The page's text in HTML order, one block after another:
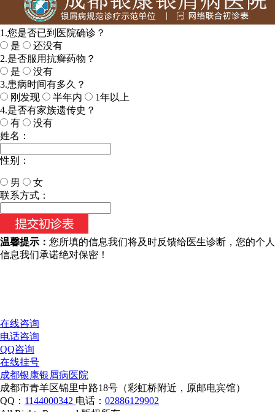
1.您是否已到医院确诊？
是
还没有
2.是否服用抗癣药物？
是
没有
3.患病时间有多久？
刚发现
半年内
1年以上
4.是否有家族遗传史？
有
没有
姓名：
性别：
男
女
今天日期：
联系方式：
温馨提示： 您所填的信息我们将及时反馈给医生诊断，您的个人
信息我们承诺绝对保密！
在线咨询
电话咨询
QQ咨询
在线挂号
成都银康银屑病医院
成都市青羊区锦里中路18号（彩虹桥附近，原邮电宾馆）
QQ： 1144000342 电话： 02886129902